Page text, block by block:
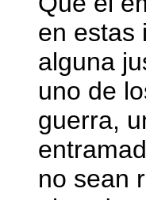
en estas
alguna
uno de
guerra,
no sean